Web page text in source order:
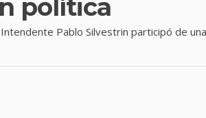
política
Intendente Pablo Silvestrin participó de